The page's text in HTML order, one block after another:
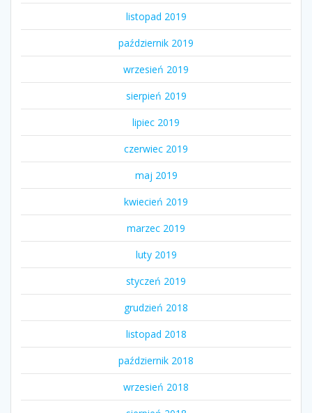
listopad 2019
październik 2019
wrzesień 2019
sierpień 2019
lipiec 2019
czerwiec 2019
maj 2019
kwiecień 2019
marzec 2019
luty 2019
styczeń 2019
grudzień 2018
listopad 2018
październik 2018
wrzesień 2018